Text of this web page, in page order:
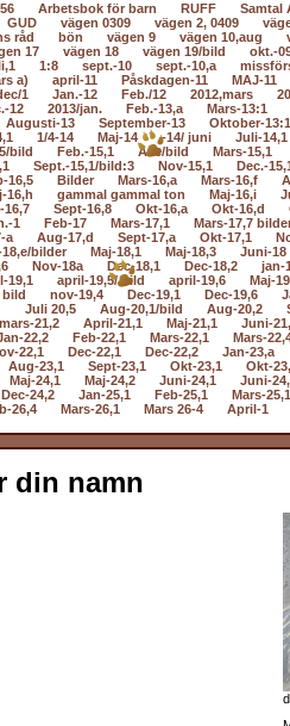
Arbetsbok för barn RUFF Samtal
GUD vägen 0309 vägen 2, 0409
råd bön vägen 9 vägen 10,aug
17 vägen 18 vägen 19/bild okt.-
1:8 sept.-10 sept.-10,a
a) april-11 Påskdagen-11 MAJ-11
1 Jan.-12 Feb./12 2012,mars
12 2013/jan. Feb.-13,a Mars-13:1
Augusti-13 September-13 Oktober-13:1
1/4-14 Maj-14 -14/ juni Juli-14,1
bild Feb.-15,1 Ave/bild Mars-15,1
Sept.-15,1/bild:3 Nov-15,1 Dec.-
16,5 Bilder Mars-16,a Mars-16,f
16,h gammal gammal ton Maj-16,i
16,7 Sept-16,8 Okt-16,a Okt-16,d
1 Feb-17 Mars-17,1 Mars-17,7
a Aug-17,d Sept-17,a Okt-17,1
bilder Maj-18,1 Maj-18,3 Juni-18
Nov-18a Dec-18,1 Dec-18,2 jan-
19,1 april-19,5/ bild april-19,6 Maj-
bild nov-19,4 Dec-19,1 Dec-19,6
Juli 20,5 Aug-20,1/bild Aug-20,2
mars-21,2 April-21,1 Maj-21,1 Juni-
22,2 Feb-22,1 Mars-22,1 Mars-
22,1 Dec-22,1 Dec-22,2 Jan-23,a
Aug-23,1 Sept-23,1 Okt-23,1 Okt-
Maj-24,1 Maj-24,2 Juni-24,1 Juni-
Dec-24,2 Jan-25,1 Feb-25,1 Mars-25,1
26,4 Mars-26,1 Mars 26-4 April-1
din namn